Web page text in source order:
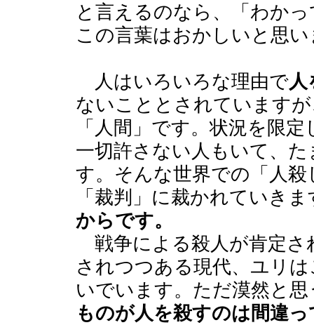
と言えるのなら、「わか
この言葉はおかしいと思
人はいろいろな理由で人
ないこととされています
「人間」です。状況を限
一切許さない人もいて、
す。そんな世界での「人
「裁判」に裁かれていきま
からです。
戦争による殺人が肯定さ
されつつある現代、ユリ
いでいます。ただ漠然と
ものが人を殺すのは間違